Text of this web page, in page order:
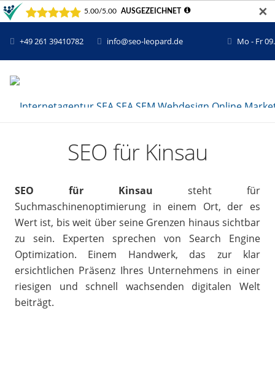
✕
+49 261 39410782 info@seo-leopard.de Mo - Fr
SEO für Kinsau
SEO für Kinsau steht für
Suchmaschinenoptimierung in einem Ort, der es
Wert ist, bis weit über seine Grenzen hinaus sichtbar
zu sein. Experten sprechen von Search Engine
Optimization. Einem Handwerk, das zur klar
ersichtlichen Präsenz Ihres Unternehmens in einer
riesigen und schnell wachsenden digitalen Welt
beiträgt.